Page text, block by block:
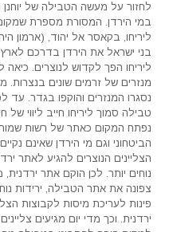
לחזור על מעשה הטבילה של
במי הירדן. המסורת מספרת
ליריחו, בקאסר אל יהוד, (ארמון
בני ישראל את הירדן בדרכם
ליריחו הפך לקדוש לנוצרים.
מנזרים של זרמים שונים בנצרות.
נסגרו המנזרים והוקפו בגדר.
טבילה סמוך ליריחו חייב ליווי
נפתח המקום כאתר של רשות
הביטחוני וגם מי הירדן שאינם
הצליינים הנוצרים להגיע לאתר
נוחים יותר. לכן הוקם אתר
צפונה את אתר הטבילה, ירידות
פינות לעריכת מיסות לקבוצות
ירדנית. וכך מדי יום מגיעים